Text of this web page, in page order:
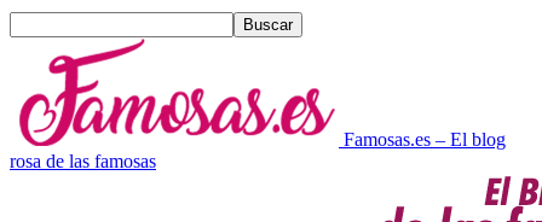
Famosas.es – El blog
rosa de las famosas